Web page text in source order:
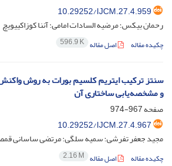
10.29252/IJCM.27.4.959
رحمان بیکس؛ مرضیه السادات امامی؛ آننا کوزاکییویچ
چکیده مقاله اصل مقاله 596.9 K
سنتز ترکیب ایتریم کلسیم بورات به روش
و مشخصه‌یابی ساختاری آن
صفحه967-974
10.29252/IJCM.27.4.967
مجید جعفر تفرشی؛ سمیه سلگی؛ مرتضی ساسانی
چکیده مقاله اصل مقاله 2.16 M